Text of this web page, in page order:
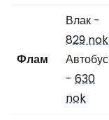
Флам
Влак -
829 nok
Автобус
- 630
nok